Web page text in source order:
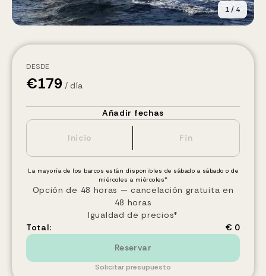
1/ 4
DESDE
€179 / día
Añadir fechas
La mayoría de los barcos están disponibles de sábado a sábado o de
miércoles a miércoles*
Opción de 48 horas — cancelación gratuita en
48 horas
Igualdad de precios*
Total:
€ 0
Reservar
Solicitar presupuesto